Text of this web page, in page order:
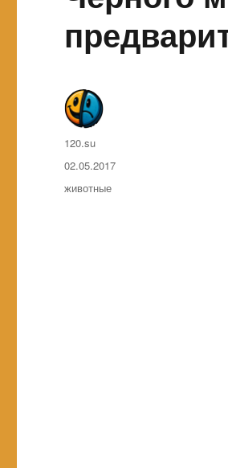
Автор
120.su
Опубликовано
02.05.2017
Метки
животные